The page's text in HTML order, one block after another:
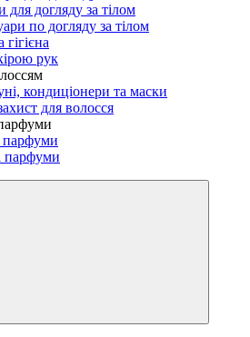
для догляду за тілом
по догляду за тілом
рук
кондиціонери та маски
для волосся
парфуми
парфуми